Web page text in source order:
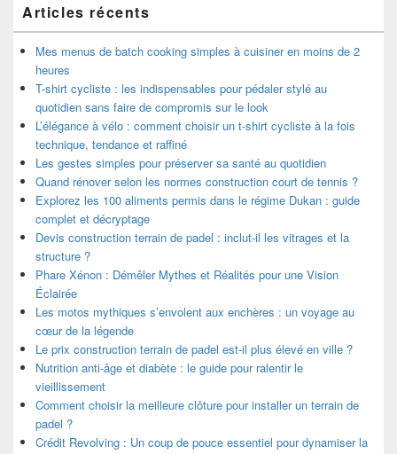
principale
de
widget
barre
latérale
Articles récents
Mes menus de batch cooking simples à cuisiner en moins de 2
heures
T-shirt cycliste : les indispensables pour pédaler stylé au
quotidien sans faire de compromis sur le look
L’élégance à vélo : comment choisir un t-shirt cycliste à la fois
technique, tendance et raffiné
Les gestes simples pour préserver sa santé au quotidien
Quand rénover selon les normes construction court de tennis ?
Explorez les 100 aliments permis dans le régime Dukan : guide
complet et décryptage
Devis construction terrain de padel : inclut-il les vitrages et la
structure ?
Phare Xénon : Démêler Mythes et Réalités pour une Vision
Éclairée
Les motos mythiques s’envolent aux enchères : un voyage au
cœur de la légende
Le prix construction terrain de padel est-il plus élevé en ville ?
Nutrition anti-âge et diabète : le guide pour ralentir le
vieillissement
Comment choisir la meilleure clôture pour installer un terrain de
padel ?
Crédit Revolving : Un coup de pouce essentiel pour dynamiser la